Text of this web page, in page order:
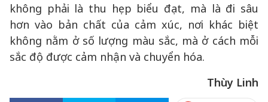
không phải là thu hẹp biểu đạt, mà là đi sâu
hơn vào bản chất của cảm xúc, nơi khác biệt
không nằm ở số lượng màu sắc, mà ở cách mỗi
sắc độ được cảm nhận và chuyển hóa.
Thùy Linh